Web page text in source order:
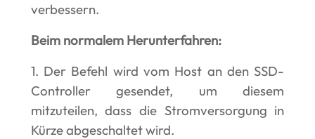
verbessern.
Beim normalem Herunterfahren:
1. Der Befehl wird vom Host an den SSD-
Controller gesendet, um diesem
mitzuteilen, dass die Stromversorgung in
Kürze abgeschaltet wird.